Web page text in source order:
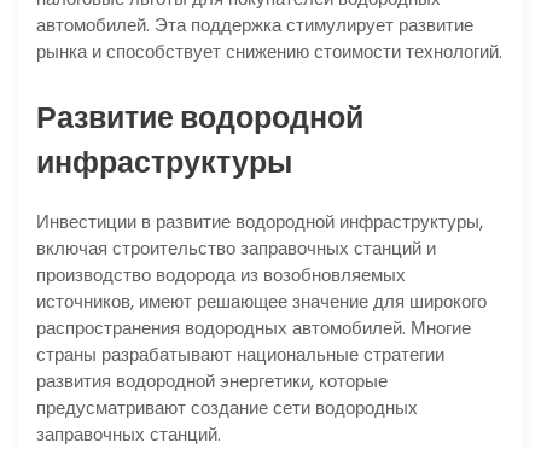
автомобилей. Эта поддержка стимулирует развитие
рынка и способствует снижению стоимости технологий.
Развитие водородной
инфраструктуры
Инвестиции в развитие водородной инфраструктуры,
включая строительство заправочных станций и
производство водорода из возобновляемых
источников, имеют решающее значение для широкого
распространения водородных автомобилей. Многие
страны разрабатывают национальные стратегии
развития водородной энергетики, которые
предусматривают создание сети водородных
заправочных станций.